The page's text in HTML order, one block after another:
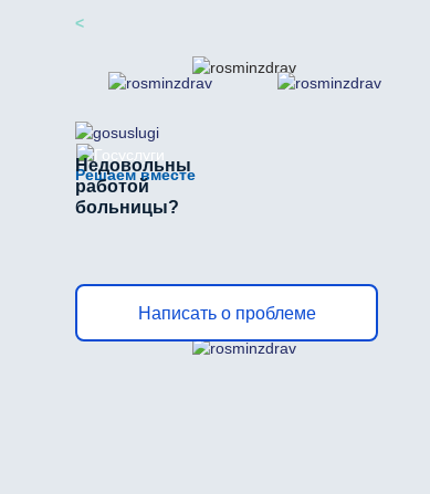
<
Решаем вместе
Недовольны
работой
больницы?
Написать о проблеме